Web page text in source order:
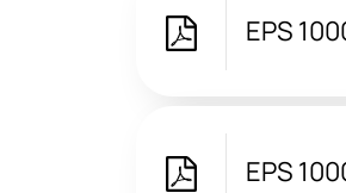
EPS
EPS